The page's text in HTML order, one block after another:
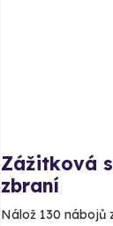
Zážitková
zbraní
Nálož 130 nábojů